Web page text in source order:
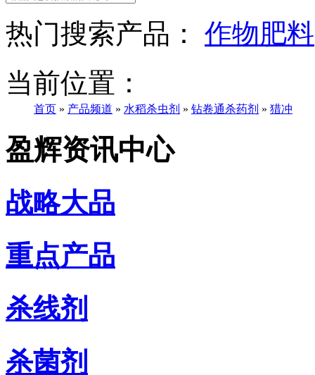
热门搜索产品： 作物肥料
当前位置：
首页 » 产品频道 » 水稻杀虫剂 » 钻卷通杀药剂 » 猎冲
盈辉资讯中心
战略大品
重点产品
杀线剂
杀菌剂